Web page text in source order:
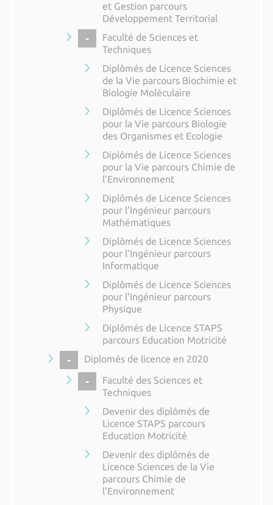
et Gestion parcours
Développement Territorial
COLLAPSE
Faculté de Sciences et
Techniques
Diplômés de Licence Sciences
de la Vie parcours Biochimie et
Biologie Moléculaire
Diplômés de Licence Sciences
pour la Vie parcours Biologie
des Organismes et Ecologie
Diplômés de Licence Sciences
pour la Vie parcours Chimie de
l'Environnement
Diplômés de Licence Sciences
pour l'Ingénieur parcours
Mathématiques
Diplômés de Licence Sciences
pour l'Ingénieur parcours
Informatique
Diplômés de Licence Sciences
pour l'Ingénieur parcours
Physique
Diplômés de Licence STAPS
parcours Education Motricité
COLLAPSE
Diplomés de licence en 2020
COLLAPSE
Faculté des Sciences et
Techniques
Devenir des diplômés de
Licence STAPS parcours
Education Motricité
Devenir des diplômés de
Licence Sciences de la Vie
parcours Chimie de
l'Environnement